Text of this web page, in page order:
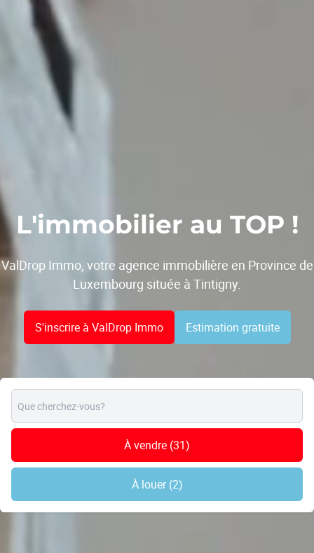
L'immobilier au TOP !
ValDrop Immo, votre agence immobilière en Province de
Luxembourg située à Tintigny.
S'inscrire à ValDrop Immo Estimation gratuite
À vendre (31)
À louer (2)